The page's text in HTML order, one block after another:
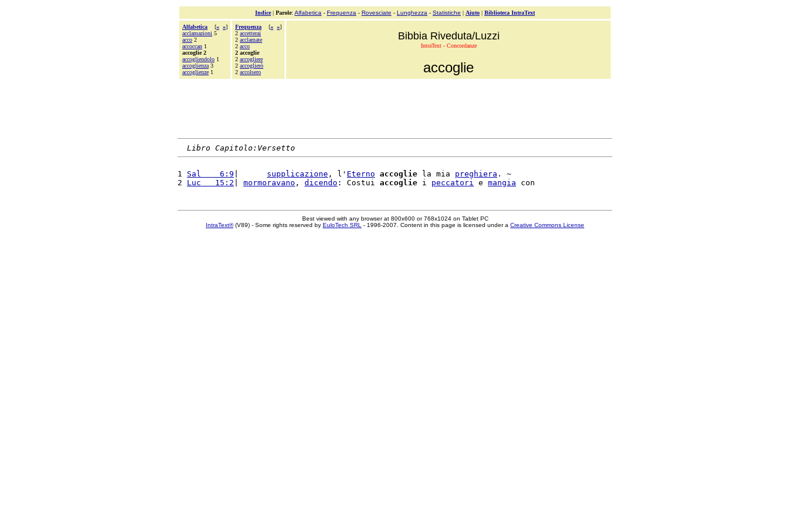
Indice| Parole: Alfabetica - Frequenza - Rovesciate - Lunghezza - Statistiche | Aiuto | Biblioteca IntraText
Alfabetica [« »]
acclamazioni 5
acco 2
accoccan 1
accoglie 2
accogliendolo 1
accoglienza 3
accoglienze 1
Frequenza [« »]
2 accetterai
2 acclamate
2 acco
2 accoglie
2 accogliere
2 accoglierò
2 accolsero
Bibbia Riveduta/Luzzi
IntraText - Concordanze
accoglie
Libro Capitolo:Versetto
1 Sal    6:9 supplicazione , l' Eterno accoglie la mia preghiera . ~
2 Luc   15:2 mormoravano , dicendo : Costui accoglie i peccatori e mangia
Best viewed with any browser at 800x600 or 768x1024 on Tablet PC
IntraText®(V89) - Some rights reserved by EuloTech SRL - 1996-2007. Content in this page is licensed under a Creative Commons License